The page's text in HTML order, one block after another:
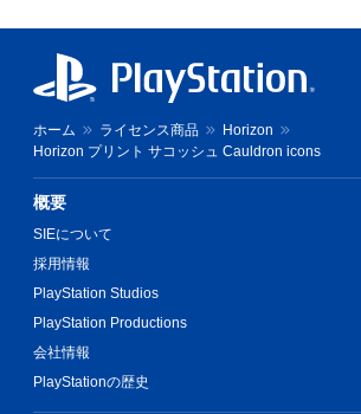
ホーム ライセンス商品
Horizon
Horizon プリント サコッシュ Cauldron icons
概要
SIEについて
採用情報
PlayStation Studios
PlayStation Productions
会社情報
PlayStationの歴史